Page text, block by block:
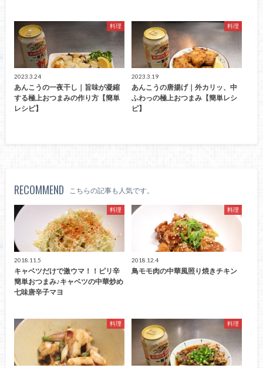
料理
2023.3.24
あんこうの一夜干し｜旨味が凝縮
する極上おつまみの作り方【簡単
レシピ】
料理
2023.3.19
あんこうの唐揚げ｜外カリッ、中
ふわっの極上おつまみ【簡単レシ
ピ】
RECOMMEND こちらの記事も人気です。
料理
2018.11.5
キャベツだけで激ウマ！！ピリ辛
簡単おつまみ♪キャベツの中華炒め
七味唐辛子マヨ
料理
2018.12.4
鳥モモ肉の中華風照り焼きチキン
料理 料理